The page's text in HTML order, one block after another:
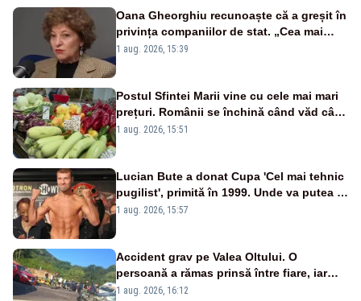
Oana Gheorghiu recunoaște că a greșit în
privința companiilor de stat. „Cea mai
mare tâmpenie a fost că eu am crezut că
1 aug. 2026, 15:39
Postul Sfintei Marii vine cu cele mai mari
prețuri. Românii se închină când văd cât
costă mâncarea de zi cu zi
1 aug. 2026, 15:51
Lucian Bute a donat Cupa 'Cel mai tehnic
pugilist', primită în 1999. Unde va putea fi
admirat trofeul
1 aug. 2026, 15:57
Accident grav pe Valea Oltului. O
persoană a rămas prinsă între fiare, iar
alta a fost aruncată pe carosabil
1 aug. 2026, 16:12